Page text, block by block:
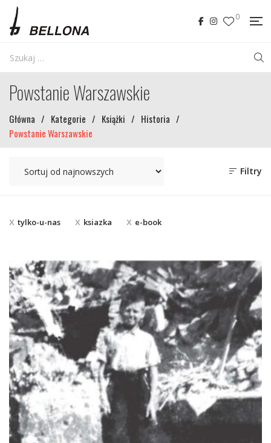
0
Powstanie Warszawskie
Główna / Kategorie / Książki / Historia /
Powstanie Warszawskie
Filtry
tylko-u-nas ksiazka e-book